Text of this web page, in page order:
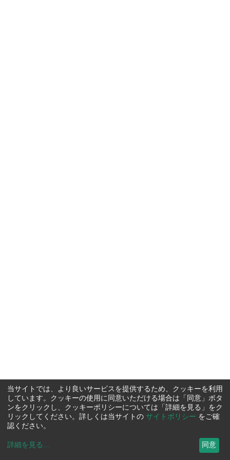
当サイトでは、より良いサービスを提供するため、クッキーを利用
しています。クッキーの使用に同意いただける場合は「同意」ボタ
ンをクリックし、クッキーポリシーについては「詳細を見る」をク
リックしてください。詳しくは当サイトの サイトポリシー をご確
認ください。
詳細を見る ... 同意